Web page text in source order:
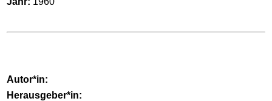
Autor*in:
Herausgeber*in: